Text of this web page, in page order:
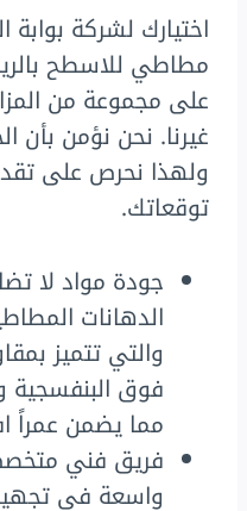
اختيارك لشركة
مطاطي للاسطح
على مجموعة من
غيرنا. نحن نؤمن بأن
ولهذا نحرص على
توقعاتك.
جودة مواد لا
الدهانات
والتي تتميز
فوق البنفسجية
مما يضمن عمراً
فريق فني
واسعة في